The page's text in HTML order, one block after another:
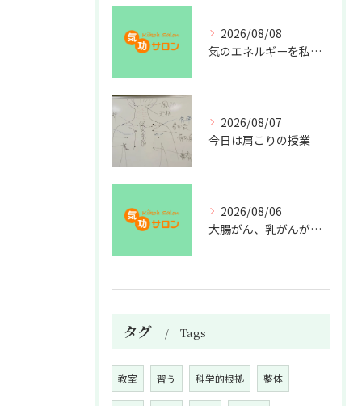
2026/08/08
氣のエネルギーを私利私欲のために使うな
2026/08/07
今日は肩こりの授業
2026/08/06
大腸がん、乳がんが増えた理由
タグ Tags
教室 習う 科学的根拠 整体